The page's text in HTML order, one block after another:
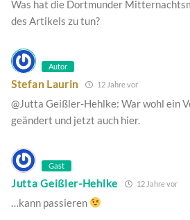
Was hat die Dortmunder
des Artikels zu tun?
Autor
Stefan Laurin 12 Jahre vor
@Jutta Geißler-Hehlke: War wohl ein
geändert und jetzt auch hier.
Gast
Jutta Geißler-Hehlke 12 Jahre vor
…kann passieren